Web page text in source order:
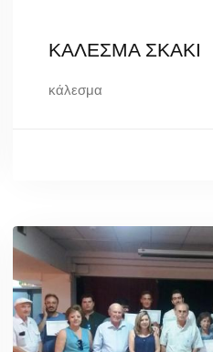
ΚΑΛΕΣΜΑ ΣΚΑΚΙ
κάλεσμα